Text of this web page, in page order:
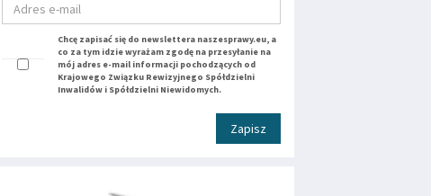
Chcę zapisać się do newslettera naszesprawy.eu, a
co za tym idzie wyrażam zgodę na przesyłanie na
mój adres e-mail informacji pochodzących od
Krajowego Związku Rewizyjnego Spółdzielni
Inwalidów i Spółdzielni Niewidomych.
Zapisz